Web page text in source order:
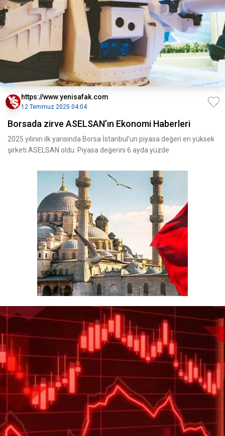
https://www.yenisafak.com
12 Temmuz 2025 04:04
Borsada zirve ASELSAN’ın Ekonomi Haberleri
2025 yılının ilk yarısında Borsa İstanbul'un piyasa değeri en yüksek
şirketi ASELSAN oldu. Piyasa değerini 6 ayda yüzde